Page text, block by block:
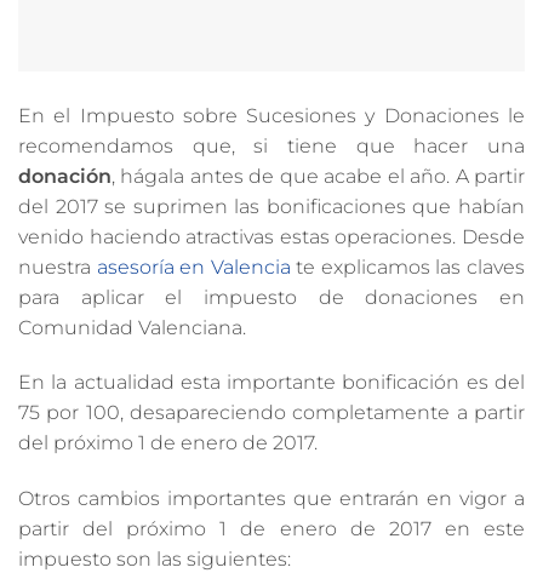
En el Impuesto sobre Sucesiones y Donaciones le
recomendamos que, si tiene que hacer una
donación, hágala antes de que acabe el año. A partir
del 2017 se suprimen las bonificaciones que habían
venido haciendo atractivas estas operaciones. Desde
nuestra asesoría en Valencia te explicamos las claves
para aplicar el impuesto de donaciones en
Comunidad Valenciana.
En la actualidad esta importante bonificación es del
75 por 100, desapareciendo completamente a partir
del próximo 1 de enero de 2017.
Otros cambios importantes que entrarán en vigor a
partir del próximo 1 de enero de 2017 en este
impuesto son las siguientes: